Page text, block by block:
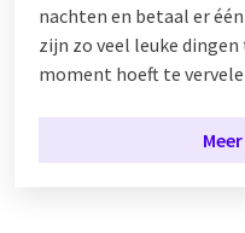
nachten en betaal er
zijn zo veel leuke
moment hoeft te